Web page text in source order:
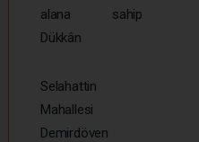
alana sahip
Dükkân
Selahattin
Mahallesi
Demirdöven